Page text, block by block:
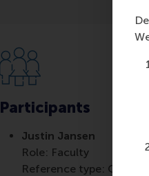
Participants
Justin Jansen
Role: Faculty
Reference type: Quoted